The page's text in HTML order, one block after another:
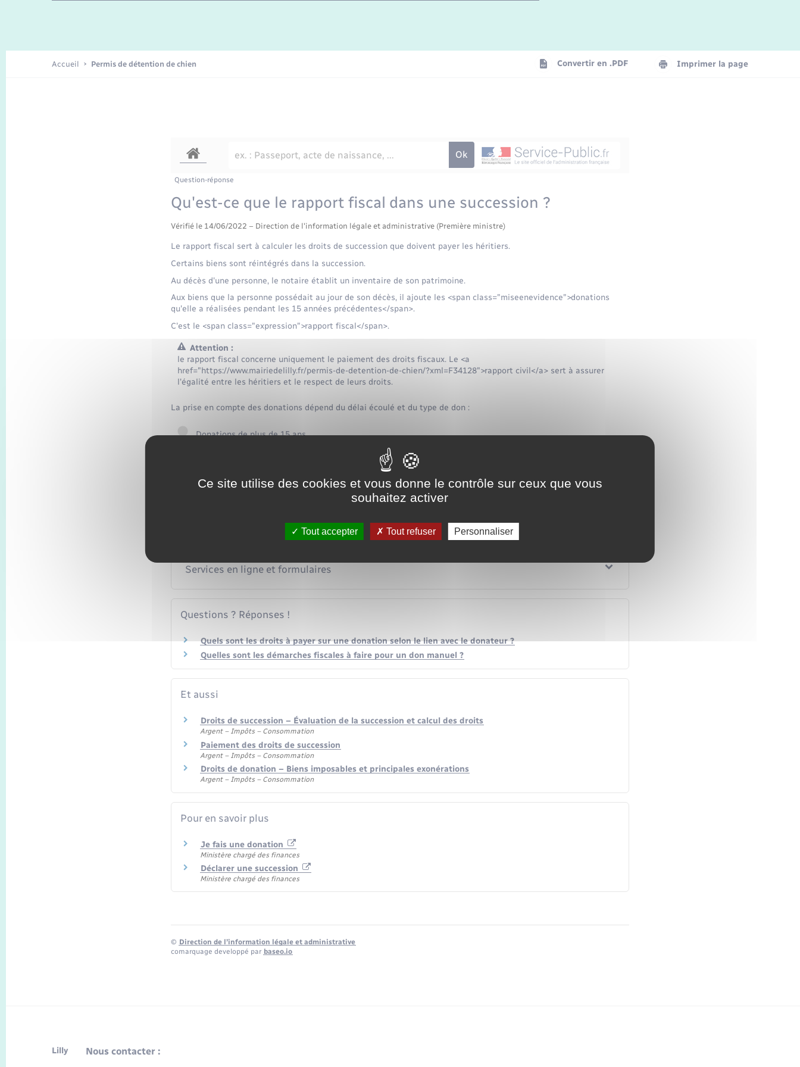
Enfants – Jeunes
Accueil Permis de détention de chien Convertir en .PDF Imprimer la page
Question-réponse
Qu'est-ce que le rapport fiscal dans une succession ?
Vérifié le 14/06/2022 – Direction de l'information légale et administrative (Première ministre)
Le rapport fiscal sert à calculer les droits de succession que doivent payer les héritiers.
Certains biens sont réintégrés dans la succession.
Au décès d'une personne, le notaire établit un inventaire de son patrimoine.
Aux biens que la personne possédait au jour de son décès, il ajoute les <span class="miseenevidence">donations
qu'elle a réalisées pendant les 15 années précédentes</span>.
C'est le <span class="expression">rapport fiscal</span>.
Attention :
le rapport fiscal concerne uniquement le paiement des droits fiscaux. Le <a
href="https://www.mairiedelilly.fr/permis-de-detention-de-chien/?xml=F34128">rapport civil</a> sert à assurer
l'égalité entre les héritiers et le respect de leurs droits.
La prise en compte des donations dépend du délai écoulé et du type de don :
Donations de plus de 15 ans
Services en ligne et formulaires
Questions ? Réponses !
Quels sont les droits à payer sur une donation selon le lien avec le donateur ?
Quelles sont les démarches fiscales à faire pour un don manuel ?
Et aussi
Droits de succession – Évaluation de la succession et calcul des droits
Argent – Impôts – Consommation
Paiement des droits de succession
Argent – Impôts – Consommation
Droits de donation – Biens imposables et principales exonérations
Argent – Impôts – Consommation
Pour en savoir plus
Je fais une donation
Ministère chargé des finances
Déclarer une succession
Ministère chargé des finances
© Direction de l’information légale et administrative
comarquage developpé par baseo.io
Lilly Nous contacter :
Ce site utilise des cookies et vous donne le contrôle sur ceux que vous
souhaitez activer
Tout accepter Tout refuser Personnaliser